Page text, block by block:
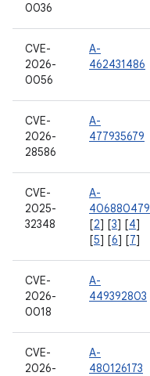
0036
CVE-
2026-
0056
A-
462431486
CVE-
2026-
28586
A-
477935679
CVE-
2025-
32348
A-
406880479
[2] [3] [4]
[5] [6] [7]
CVE-
2026-
0018
A-
449392803
CVE-
2026-
A-
480126173